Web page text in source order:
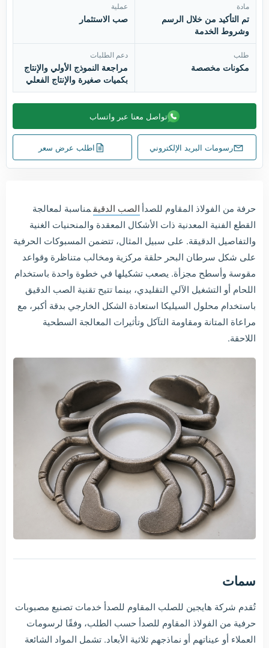
مادة
تم التأكيد من خلال الرسم
وشروط الخدمة
عملية
صب الاستثمار
طلب
مكونات مخصصة
دعم الطلبات
مراجعة النموذج الأولي والإنتاج
بكميات صغيرة والإنتاج الفعلي
تواصل معنا عبر واتساب
رسومات البريد الإلكتروني اطلب عرض سعر
حرفة من الفولاذ المقاوم للصدأالصب الدقيقمناسبة لمعالجة
القطع الفنية المعدنية ذات الأشكال المعقدة والمنحنيات الغنية
والتفاصيل الدقيقة. على سبيل المثال، تتضمن المسبوكات الحرفية
على شكل سرطان البحر حلقة مركزية ومخالب متناظرة وقواعد
مقوسة وأسطح مجزأة. يصعب تشكيلها في خطوة واحدة باستخدام
اللحام أو التشغيل الآلي التقليدي، بينما تتيح تقنية الصب الدقيق
باستخدام محلول السيليكا استعادة الشكل الخارجي بدقة أكبر، مع
مراعاة المتانة ومقاومة التآكل وتأثيرات المعالجة السطحية
اللاحقة.
سمات
تُقدم شركة هايجين للصلب المقاوم للصدأ خدمات تصنيع مصبوبات
حرفية من الفولاذ المقاوم للصدأ حسب الطلب، وفقًا لرسومات
العملاء أو عيناتهم أو نماذجهم ثلاثية الأبعاد. تشمل المواد الشائعة